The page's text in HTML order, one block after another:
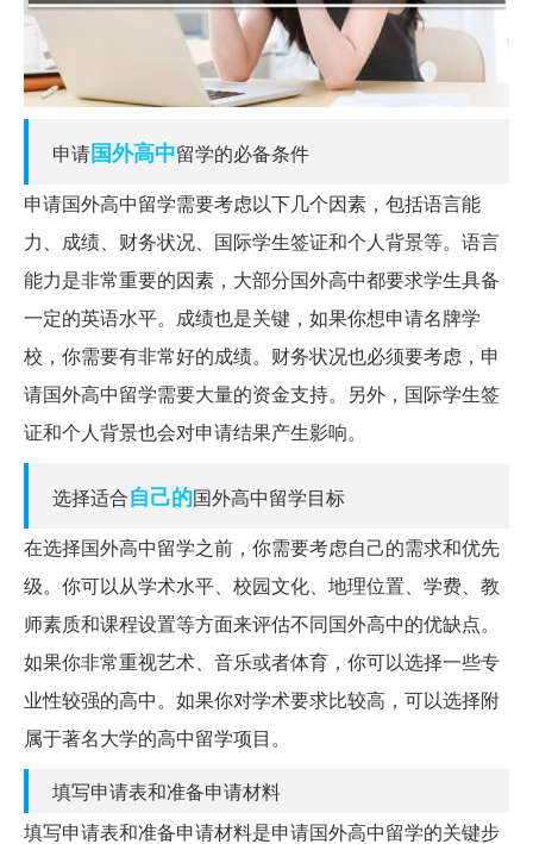
申请国外高中留学的必备条件
申请国外高中留学需要考虑以下几个因素，包括语言能
力、成绩、财务状况、国际学生签证和个人背景等。语言
能力是非常重要的因素，大部分国外高中都要求学生具备
一定的英语水平。成绩也是关键，如果你想申请名牌学
校，你需要有非常好的成绩。财务状况也必须要考虑，申
请国外高中留学需要大量的资金支持。另外，国际学生签
证和个人背景也会对申请结果产生影响。
选择适合自己的国外高中留学目标
在选择国外高中留学之前，你需要考虑自己的需求和优先
级。你可以从学术水平、校园文化、地理位置、学费、教
师素质和课程设置等方面来评估不同国外高中的优缺点。
如果你非常重视艺术、音乐或者体育，你可以选择一些专
业性较强的高中。如果你对学术要求比较高，可以选择附
属于著名大学的高中留学项目。
填写申请表和准备申请材料
填写申请表和准备申请材料是申请国外高中留学的关键步